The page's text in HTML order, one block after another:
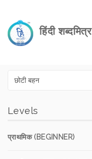
हिंदी शब्दमित्र
Levels
प्राथमिक (BEGINNER)